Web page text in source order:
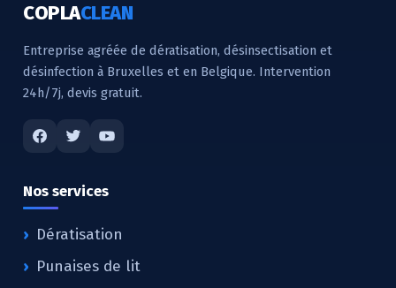
COPLACLEAN
Entreprise agréée de dératisation, désinsectisation et
désinfection à Bruxelles et en Belgique. Intervention
24h/7j, devis gratuit.
Nos services
Dératisation
Punaises de lit